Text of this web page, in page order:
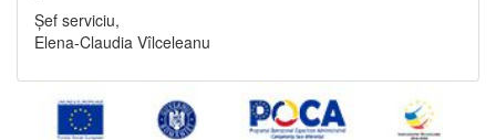
Șef serviciu,
Elena-Claudia Vîlceleanu